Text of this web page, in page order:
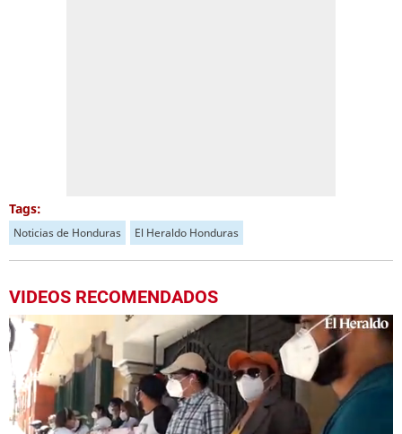
Tags:
Noticias de Honduras El Heraldo Honduras
VIDEOS RECOMENDADOS